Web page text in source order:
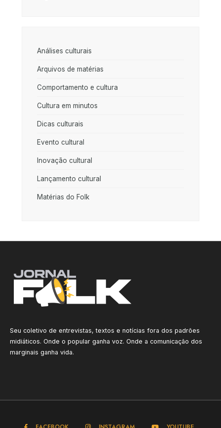
Análises culturais
Arquivos de matérias
Comportamento e cultura
Cultura em minutos
Dicas culturais
Evento cultural
Inovação cultural
Lançamento cultural
Matérias do Folk
Seu coletivo de entrevistas, textos e notícias fora dos padrões
midiáticos. Onde o popular ganha voz. Onde a comunicação dos
marginais ganha vida.